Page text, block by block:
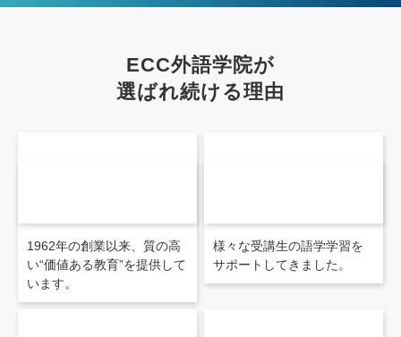
ECC外語学院が
選ばれ続ける理由
1962年の創業以来、質の高
い“価値ある教育”を提供して
います。
様々な受講生の語学学習を
サポートしてきました。